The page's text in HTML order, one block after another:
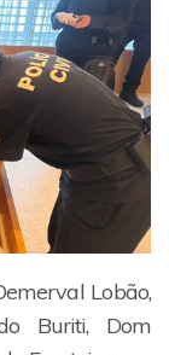
Lobão,
Buriti, Dom